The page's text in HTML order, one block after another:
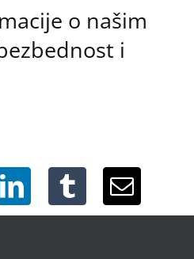
o našim
i